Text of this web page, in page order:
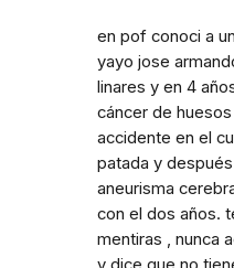
en pof conoci a
yayo jose
linares y en 4
cáncer de
accidente en el
patada y
aneurisma
con el dos años.
mentiras , nunca